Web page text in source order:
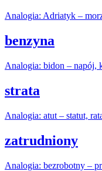
Analogia: Adriatyk –
benzyna
Analogia: bidon – napój,
strata
Analogia: atut – statut,
zatrudniony
Analogia: bezrobotny –